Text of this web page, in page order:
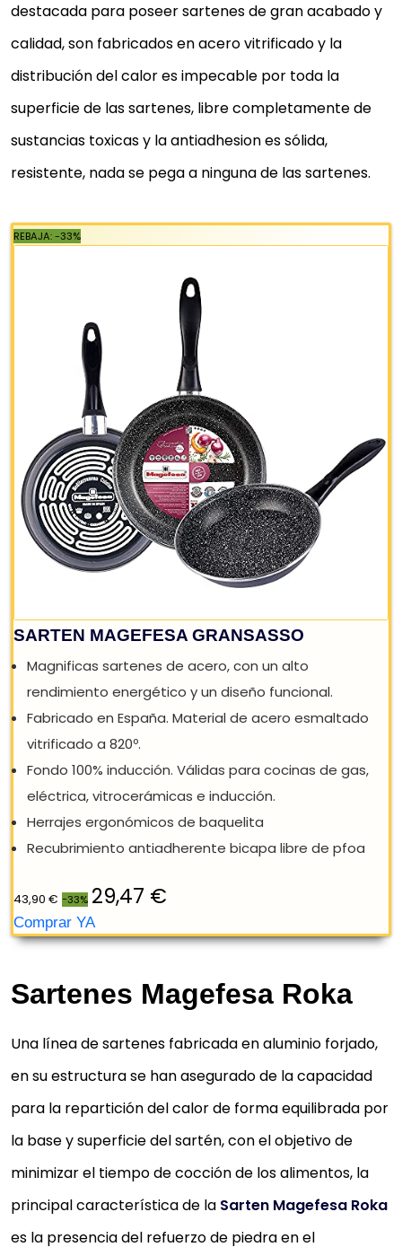
SARTÉN MAGEFESA PRAGA PARA
Fondo 100% inducción. Válida para todo tipo de
Dos capas de esmalte exterior, color granate
25,89 €
Comprar YA
destacada para poseer sartenes de gran acabado y
calidad, son fabricados en acero vitrificado y la
distribución del calor es impecable por toda la
superficie de las sartenes, libre completamente de
sustancias toxicas y la antiadhesion es sólida,
resistente, nada se pega a ninguna de las sartenes.
Sartenes Magefesa Roka
Una línea de sartenes fabricada en aluminio forjado,
en su estructura se han asegurado de la capacidad
para la repartición del calor de forma equilibrada por
la base y superficie del sartén, con el objetivo de
minimizar el tiempo de cocción de los alimentos, la
principal característica de la Sarten Magefesa Roka
es la presencia del refuerzo de piedra en el